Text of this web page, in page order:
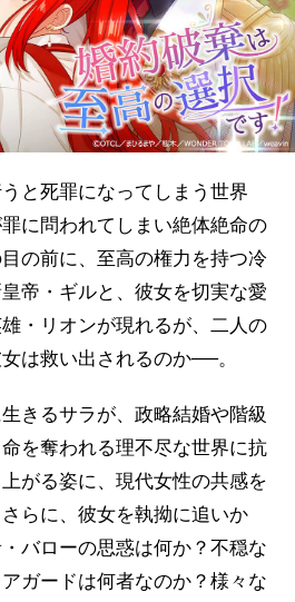
と死罪になってしまう世界
に問われてしまい絶体絶命の
の前に、至高の権力を持つ冷
帝・ギルと、彼女を切実な愛
・リオンが現れるが、二人の
は救い出されるのか──。
きるサラが、政略結婚や階級
を奪われる理不尽な世界に抗
がる姿に、現代女性の共感を
らに、彼女を執拗に追いか
バローの思惑は何か？不穏な
ガードは何者なのか？様々な